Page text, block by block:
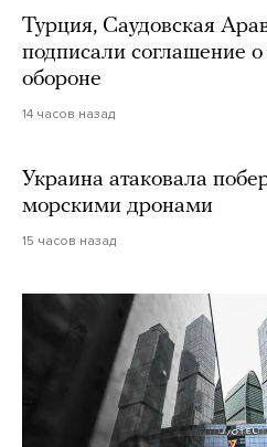
Турция, Саудовская
подписали соглашение
обороне
14 часов назад
Украина атаковала
морскими дронами
15 часов назад